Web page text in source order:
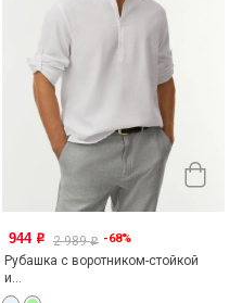
944 o 2 989o -68%
Рубашка с воротником-стойкой
и...